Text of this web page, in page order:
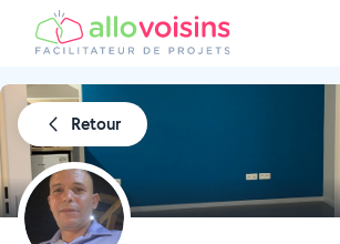
Retour